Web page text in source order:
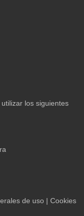
los siguientes
de uso | Cookies